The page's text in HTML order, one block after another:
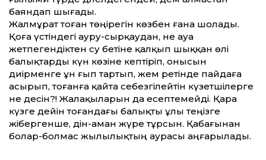
баяндап шығады.
Жалмұрат тоған төңірегін көзбен ғана шолады.
Қоға үстіндегі ауру-сырқаудан, не ауа
жетпегендіктен су бетіне қалқып шыққан өлі
балықтарды күн көзіне кептіріп, онысын
диірменге ұн ғып тартып, жем ретінде пайдаға
асырып, тоғанға қайта себезгілейтін күзетшілерге
не десін?! Жалақыларын да есептемейді. Қара
күзге дейін тоғандағы балықты ұлы теңізге
жібергенше, дін-аман жүре тұрсын. Қабағынан
болар-болмас жылылықтың аурасы аңғарылады.